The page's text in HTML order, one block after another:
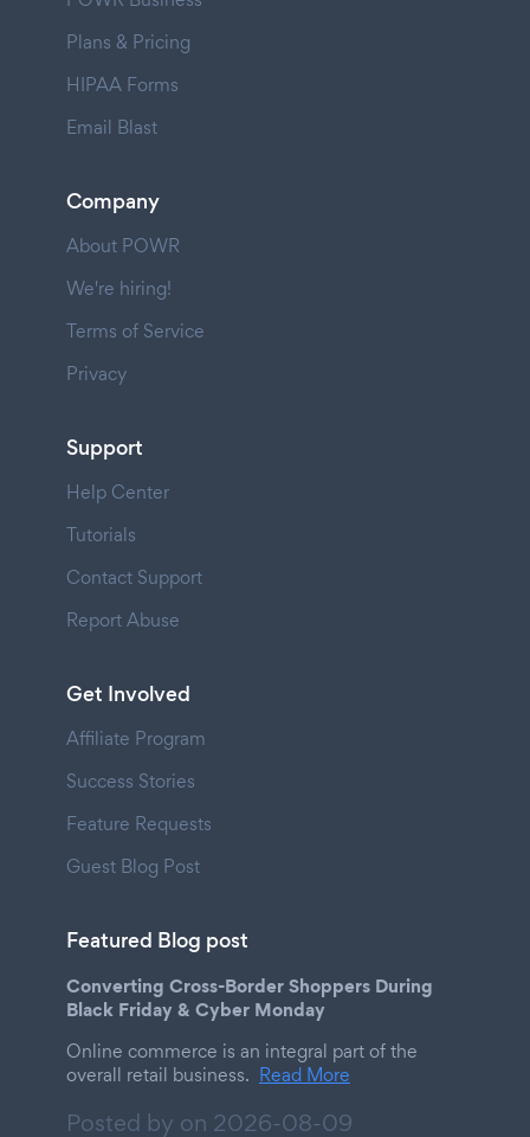
Plans & Pricing
HIPAA Forms
Email Blast
Company
About POWR
We're hiring!
Terms of Service
Privacy
Support
Help Center
Tutorials
Contact Support
Report Abuse
Get Involved
Affiliate Program
Success Stories
Feature Requests
Guest Blog Post
Featured Blog post
Converting Cross-Border Shoppers During
Black Friday & Cyber Monday
Online commerce is an integral part of the
overall retail business. Read More
Posted by on 2026-08-09